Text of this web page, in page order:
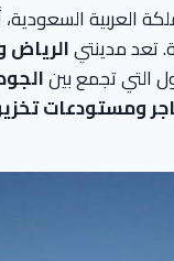
العربية
تعد مدينتيالرياض
التي تجمع بين
ومستودعات